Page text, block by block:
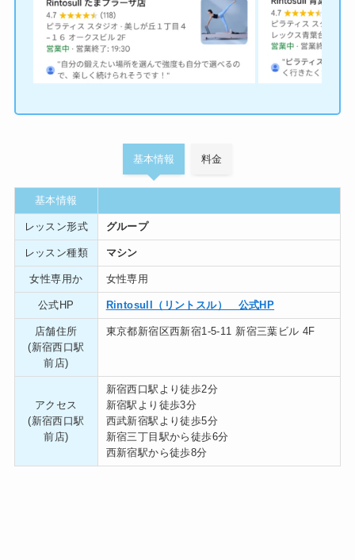
基本情報 料金
基本情報
レッスン形式 グループ
レッスン種類 マシン
女性専用か 女性専用
公式HP Rintosull（リントスル） 公式HP
店舗住所
(新宿西口駅
前店)
東京都新宿区西新宿1-5-11 新宿三葉ビル 4F
アクセス
(新宿西口駅
前店)
新宿西口駅より徒歩2分
新宿駅より徒歩3分
西武新宿駅より徒歩5分
新宿三丁目駅から徒歩6分
西新宿駅から徒歩8分